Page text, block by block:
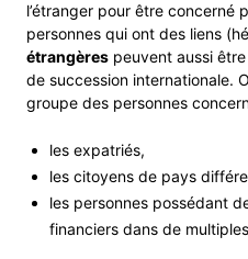
l’étranger pour être concerné
personnes qui ont des liens
étrangères peuvent aussi
de succession internationale.
groupe des personnes
les expatriés,
les citoyens de pays
les personnes possédant
financiers dans de